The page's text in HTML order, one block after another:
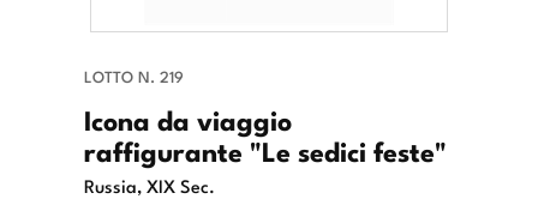
LOTTO N. 219
Icona da viaggio
raffigurante "Le sedici feste"
Russia, XIX Sec.